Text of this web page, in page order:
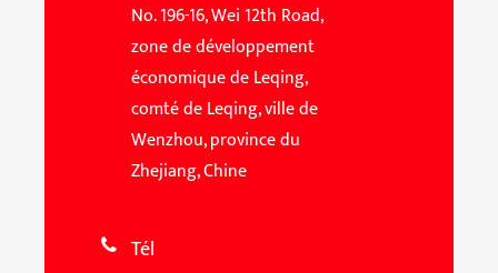
No. 196-16, Wei 12th Road,
zone de développement
économique de Leqing,
comté de Leqing, ville de
Wenzhou, province du
Zhejiang, Chine
 Tél